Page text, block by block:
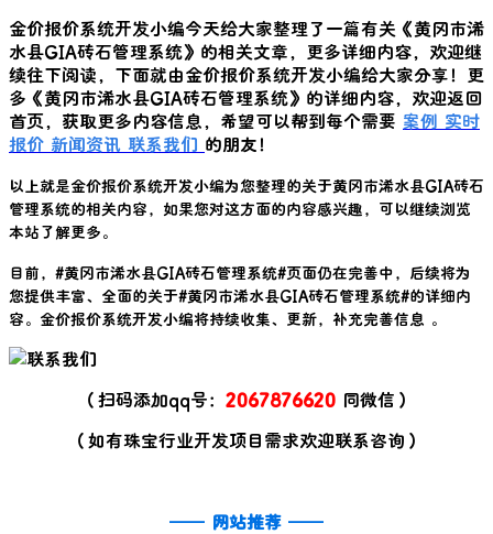
金价报价系统开发小编今天给大家整理了一篇有关《黄冈市浠
水县GIA砖石管理系统》的相关文章，更多详细内容，欢迎继
续往下阅读，下面就由金价报价系统开发小编给大家分享！更
多《黄冈市浠水县GIA砖石管理系统》的详细内容，欢迎返回
首页，获取更多内容信息，希望可以帮到每个需要 案例 实时
报价 新闻资讯 联系我们 的朋友！
以上就是金价报价系统开发小编为您整理的关于黄冈市浠水县GIA砖石
管理系统的相关内容，如果您对这方面的内容感兴趣，可以继续浏览
本站了解更多。
目前，#黄冈市浠水县GIA砖石管理系统#页面仍在完善中，后续将为
您提供丰富、全面的关于#黄冈市浠水县GIA砖石管理系统#的详细内
容。金价报价系统开发小编将持续收集、更新，补充完善信息 。
（扫码添加qq号： 2067876620 同微信）
（如有珠宝行业开发项目需求欢迎联系咨询）
—— 网站推荐 ——